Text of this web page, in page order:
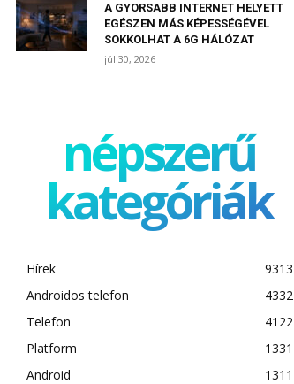
A GYORSABB INTERNET HELYETT
EGÉSZEN MÁS KÉPESSÉGÉVEL
SOKKOLHAT A 6G HÁLÓZAT
júl 30, 2026
népszerű
kategóriák
Hírek
9313
Androidos telefon
4332
Telefon
4122
Platform
1331
Android
1311